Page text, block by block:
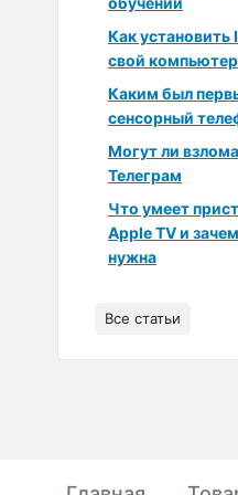
Как установить
свой компьютер
Каким был
сенсорный
Могут ли
Телеграм
Что умеет
Apple TV и
нужна
Все статьи